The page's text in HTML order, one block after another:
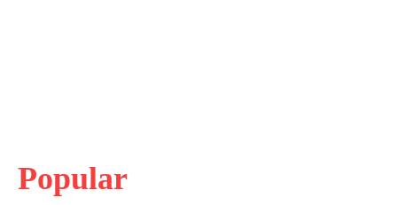
Popular